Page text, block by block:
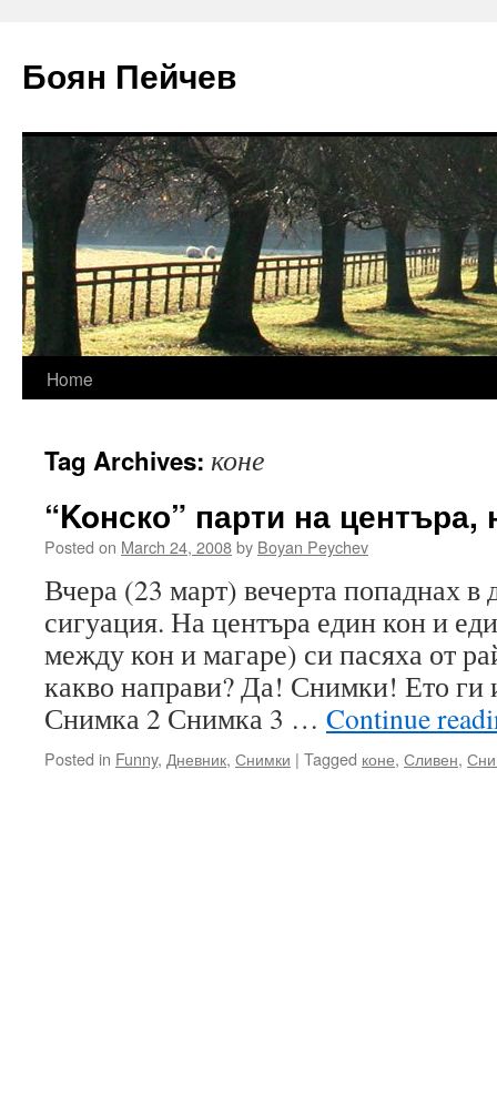
Боян Пейчев
Skip
content
Home
Tag Archives: коне
“Koнско” парти на
Posted on March 24, 2008by Boyan Peychev
Вчера (23 март) вечерта попаднах в
сигуация. На центъра един кон и
между кон и магаре) си пасяха от
какво направи? Да! Снимки! Ето ги
Снимка 2 Снимка 3 … Continue
Posted in Funny, Дневник, Снимки | Tagged коне, Сливен,